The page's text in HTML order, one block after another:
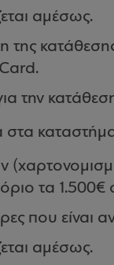
αμέσως.
της
την
στα
τα 1.500€
που είναι
αμέσως.